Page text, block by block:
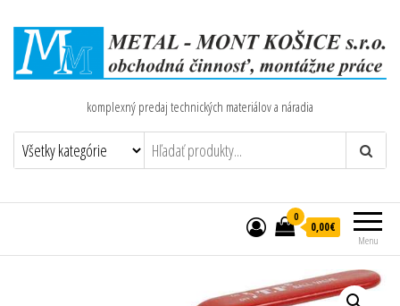
komplexný predaj technických materiálov a náradia
Menu
0
0,00€